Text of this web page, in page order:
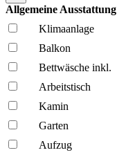
Allgemeine Ausstattung
Klima­anlage
Balkon
Bettwäsche inkl.
Arbeitstisch
Kamin
Garten
Aufzug